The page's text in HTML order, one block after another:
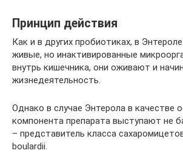
Принцип действия
Как и в других пробиотиках, в
живые, но инактивированные
внутрь кишечника, они оживают и
жизнедеятельность.
Однако в случае Энтерола в качестве
компонента препарата выступают не
– представитель класса
boulardii.